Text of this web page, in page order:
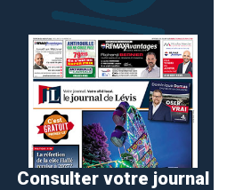
Consulter votre journal